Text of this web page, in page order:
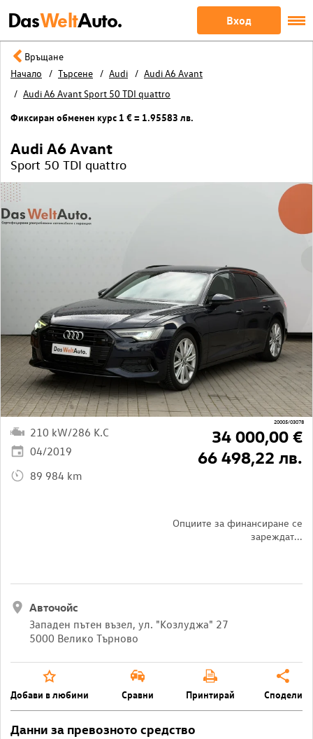
DasWeltAuto. Вход
Връщане
Начало
Търсене Audi
Audi A6 Avant
Audi A6 Avant Sport 50 TDI quattro
Фиксиран обменен курс 1 € = 1.95583 лв.
20005/03078
Audi A6 Avant
Sport 50 TDI quattro
210 kW/286 K.C
04/2019
89 984 km
Опциите за финансиране се
зареждат...
34 000,00 €
66 498,22 лв.
Авточойс
Западен пътен възел, ул. "Козлуджа" 27
5000 Велико Търново
Добави в любими Сравни Принтирай Сподели
Данни за превозното средство